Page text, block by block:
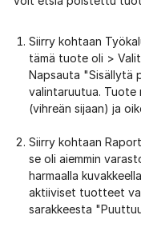
Siirry kohtaan
tämä tuote oli >
Napsauta
valintaruutua. Tuote
(vihreän sijaan) ja
Siirry kohtaan
se oli aiemmin
harmaalla
aktiiviset tuotteet
sarakkeesta